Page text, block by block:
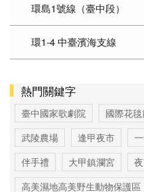
環島1號線（臺中段）
環1-4 中臺濱海支線
熱門關鍵字
臺中國家歌劇院 國際花毯
武陵農場
逢甲夜市
伴手禮
大甲鎮瀾宮
高美濕地高美野生動物保護區